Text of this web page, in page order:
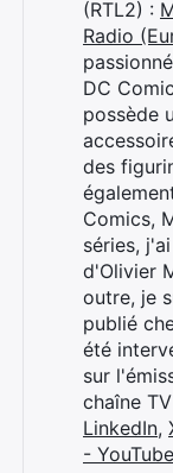
(RTL2) :
Radio
DC
possède
des
Comics,
séries,
d'Olivier
outre, je
publié
été
sur
chaîne
LinkedIn,
- YouTube